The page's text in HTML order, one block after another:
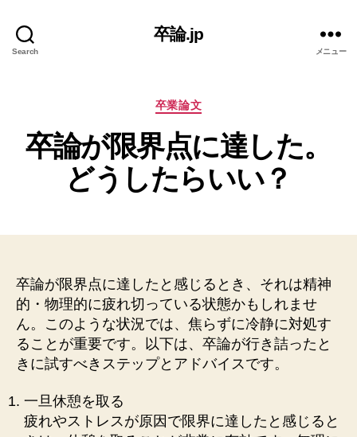
Search
卒論.jp
メニュー
カ
ゴ
リ
ー
卒業論文
卒論が限界点に達した。
どうしたらいい？
卒論が限界点に達したと感じるとき、それは精神
的・物理的に疲れ切っている状態かもしれませ
ん。このような状況では、焦らずに冷静に対処す
ることが重要です。以下は、卒論が行き詰ったと
きに試すべきステップとアドバイスです。
一旦休憩を取る
疲れやストレスが原因で限界に達したと感じると